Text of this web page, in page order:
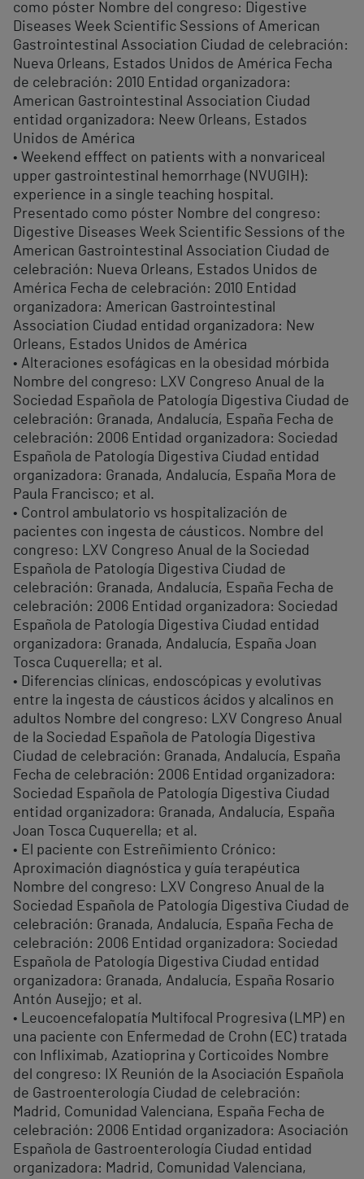
como póster Nombre del congreso: Digestive
Diseases Week Scientific Sessions of American
Gastrointestinal Association Ciudad de celebración:
Nueva Orleans, Estados Unidos de América Fecha
de celebración: 2010 Entidad organizadora:
American Gastrointestinal Association Ciudad
entidad organizadora: Neew Orleans, Estados
Unidos de América
• Weekend efffect on patients with a nonvariceal
upper gastrointestinal hemorrhage (NVUGIH):
experience in a single teaching hospital.
Presentado como póster Nombre del congreso:
Digestive Diseases Week Scientific Sessions of the
American Gastrointestinal Association Ciudad de
celebración: Nueva Orleans, Estados Unidos de
América Fecha de celebración: 2010 Entidad
organizadora: American Gastrointestinal
Association Ciudad entidad organizadora: New
Orleans, Estados Unidos de América
• Alteraciones esofágicas en la obesidad mórbida
Nombre del congreso: LXV Congreso Anual de la
Sociedad Española de Patología Digestiva Ciudad de
celebración: Granada, Andalucía, España Fecha de
celebración: 2006 Entidad organizadora: Sociedad
Española de Patología Digestiva Ciudad entidad
organizadora: Granada, Andalucía, España Mora de
Paula Francisco; et al.
• Control ambulatorio vs hospitalización de
pacientes con ingesta de cáusticos. Nombre del
congreso: LXV Congreso Anual de la Sociedad
Española de Patología Digestiva Ciudad de
celebración: Granada, Andalucía, España Fecha de
celebración: 2006 Entidad organizadora: Sociedad
Española de Patología Digestiva Ciudad entidad
organizadora: Granada, Andalucía, España Joan
Tosca Cuquerella; et al.
• Diferencias clínicas, endoscópicas y evolutivas
entre la ingesta de cáusticos ácidos y alcalinos en
adultos Nombre del congreso: LXV Congreso Anual
de la Sociedad Española de Patología Digestiva
Ciudad de celebración: Granada, Andalucía, España
Fecha de celebración: 2006 Entidad organizadora:
Sociedad Española de Patología Digestiva Ciudad
entidad organizadora: Granada, Andalucía, España
Joan Tosca Cuquerella; et al.
• El paciente con Estreñimiento Crónico:
Aproximación diagnóstica y guía terapéutica
Nombre del congreso: LXV Congreso Anual de la
Sociedad Española de Patología Digestiva Ciudad de
celebración: Granada, Andalucía, España Fecha de
celebración: 2006 Entidad organizadora: Sociedad
Española de Patología Digestiva Ciudad entidad
organizadora: Granada, Andalucía, España Rosario
Antón Ausejjo; et al.
• Leucoencefalopatía Multifocal Progresiva (LMP) en
una paciente con Enfermedad de Crohn (EC) tratada
con Infliximab, Azatioprina y Corticoides Nombre
del congreso: IX Reunión de la Asociación Española
de Gastroenterología Ciudad de celebración:
Madrid, Comunidad Valenciana, España Fecha de
celebración: 2006 Entidad organizadora: Asociación
Española de Gastroenterología Ciudad entidad
organizadora: Madrid, Comunidad Valenciana,